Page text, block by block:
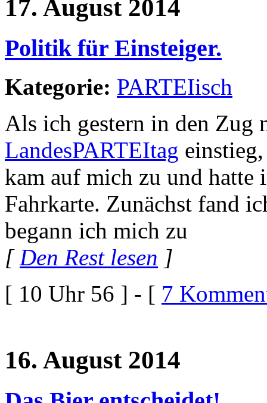
17. August 2014
Politik für Einsteiger.
Kategorie: PARTEIisch
Als ich gestern in den Zug
LandesPARTEItag
kam auf mich zu und hatte
Fahrkarte. Zunächst fand
begann ich mich zu
[ Den Rest lesen ]
[ 10 Uhr 56 ] - [ 7
16. August 2014